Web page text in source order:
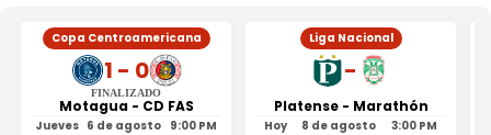
Copa Centroamericana
1 - 0
FINALIZADO
Motagua - CD FAS
Jueves 6 de agosto 9:00 PM
Liga Nacional
-
Platense - Marathón
Hoy 8 de agosto 3:00 PM